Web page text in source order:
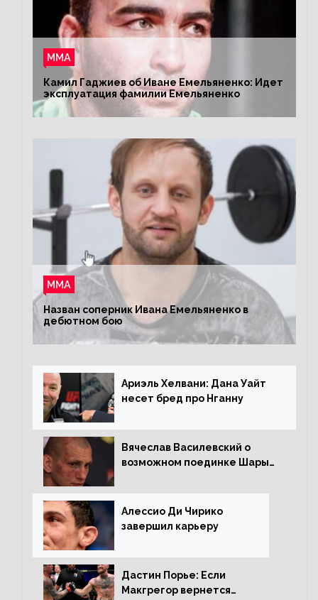
ММА
Камил Гаджиев об Иване Емельяненко: Идет
эксплуатация фамилии Емельяненко
ММА
Назван соперник Ивана Емельяненко в
дебютном бою
Ариэль Хелвани: Дана Уайт
несет бред про Нганну
Вячеслав Василевский о
возможном поединке Шары
Копыловым
Алессио Ди Чирико
завершил карьеру
Дастин Порье: Если
Макгрегор вернется